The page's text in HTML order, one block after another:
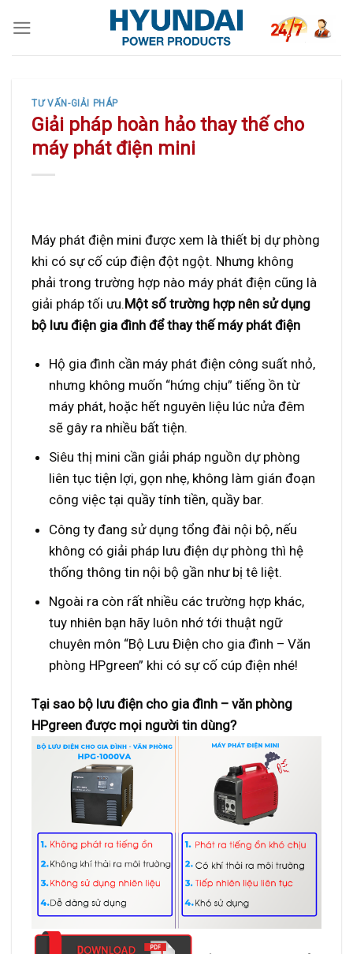
content
TƯ VẤN-GIẢI PHÁP
Giải pháp hoàn hảo thay thế cho
máy phát điện mini
Máy phát điện mini được xem là thiết bị dự phòng
khi có sự cố cúp điện đột ngột. Nhưng không
phải trong trường hợp nào máy phát điện cũng là
giải pháp tối ưu. Một số trường hợp nên sử dụng
bộ lưu điện gia đình để thay thế máy phát điện
Hộ gia đình cần máy phát điện công suất nhỏ,
nhưng không muốn “hứng chịu” tiếng ồn từ
máy phát, hoặc hết nguyên liệu lúc nửa đêm
sẽ gây ra nhiều bất tiện.
Siêu thị mini cần giải pháp nguồn dự phòng
liên tục tiện lợi, gọn nhẹ, không làm gián đoạn
công việc tại quầy tính tiền, quầy bar.
Công ty đang sử dụng tổng đài nội bộ, nếu
không có giải pháp lưu điện dự phòng thì hệ
thống thông tin nội bộ gần như bị tê liệt.
Ngoài ra còn rất nhiều các trường hợp khác,
tuy nhiên bạn hãy luôn nhớ tới thuật ngữ
chuyên môn “Bộ Lưu Điện cho gia đình – Văn
phòng HPgreen” khi có sự cố cúp điện nhé!
Tại sao bộ lưu điện cho gia đình – văn phòng
HPgreen được mọi người tin dùng?